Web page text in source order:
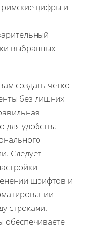
цифры и
выбранных
создать четко
без лишних
для удобства
Следует
шрифтов и
строками.
обеспечиваете